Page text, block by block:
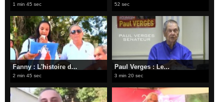
1 min 45 sec 52 sec
Fanny : L'histoire d...
2 min 45 sec
Paul Verges : Le...
3 min 20 sec